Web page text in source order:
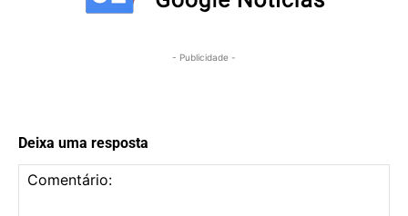
- Publicidade -
Deixa uma resposta